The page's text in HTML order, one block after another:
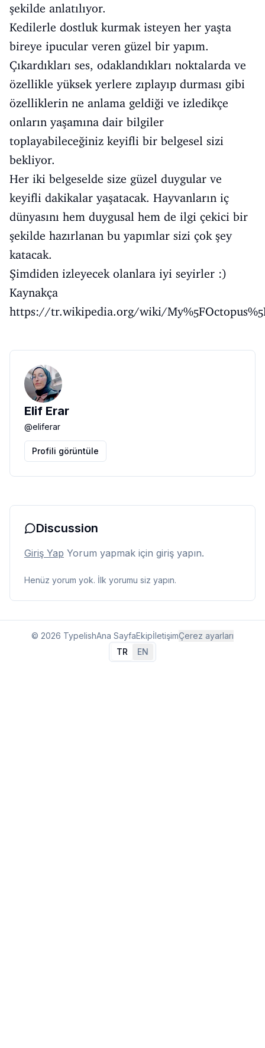
şekilde anlatılıyor.
Kedilerle dostluk kurmak isteyen her yaşta
bireye ipucular veren güzel bir yapım.
Çıkardıkları ses, odaklandıkları noktalarda ve
özellikle yüksek yerlere zıplayıp durması gibi
özelliklerin ne anlama geldiği ve izledikçe
onların yaşamına dair bilgiler
toplayabileceğiniz keyifli bir belgesel sizi
bekliyor.
Her iki belgeselde size güzel duygular ve
keyifli dakikalar yaşatacak. Hayvanların iç
dünyasını hem duygusal hem de ilgi çekici bir
şekilde hazırlanan bu yapımlar sizi çok şey
katacak.
Şimdiden izleyecek olanlara iyi seyirler :)
Kaynakça
https://tr.wikipedia.org/wiki/
Elif Erar
@eliferar
Profili görüntüle
Discussion
Giriş Yap Yorum yapmak için giriş yapın.
Henüz yorum yok. İlk yorumu siz yapın.
© 2026 TypelishAna SayfaEkipİletişimÇerez ayarları
DilTR EN